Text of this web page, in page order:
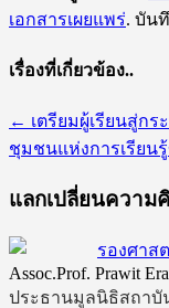
เอกสารเผยแพร่. บัน
เรื่องที่เกี่ยวข้อง..
← เตรียมผู้เรียนสู่ก
ชุมชนแห่งการเรียน
แลกเปลี่ยนความ
รองศาส
Assoc.Prof. Prawit
ประธานมูลนิธิสถาบั